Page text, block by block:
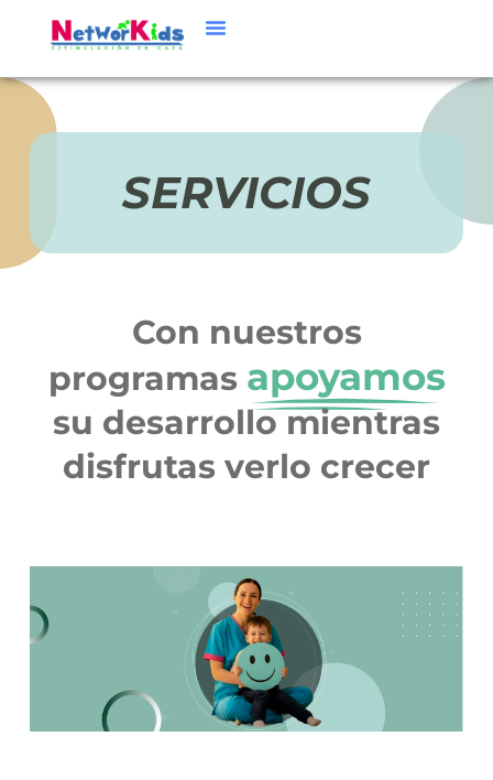
SERVICIOS
Con nuestros
programas apoyamos
su desarrollo mientras
disfrutas verlo crecer